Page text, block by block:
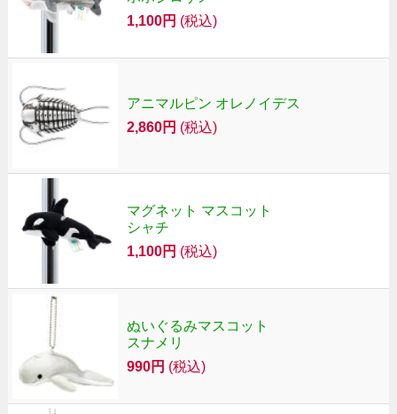
1,100円 (税込)
アニマルピン オレノイデス
2,860円 (税込)
マグネット マスコット
シャチ
1,100円 (税込)
ぬいぐるみマスコット
スナメリ
990円 (税込)